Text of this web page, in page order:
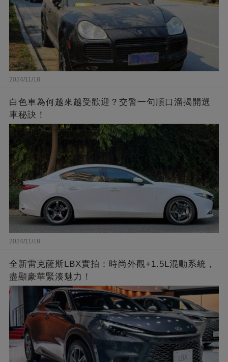
2024/11/18
白色車為何越來越受歡迎？交警一句順口溜揭開選
車秘訣！
2024/11/18
全新雷克薩斯LBX實拍：時尚外觀+1.5L混動系統，
盡顯豪華緊湊魅力！